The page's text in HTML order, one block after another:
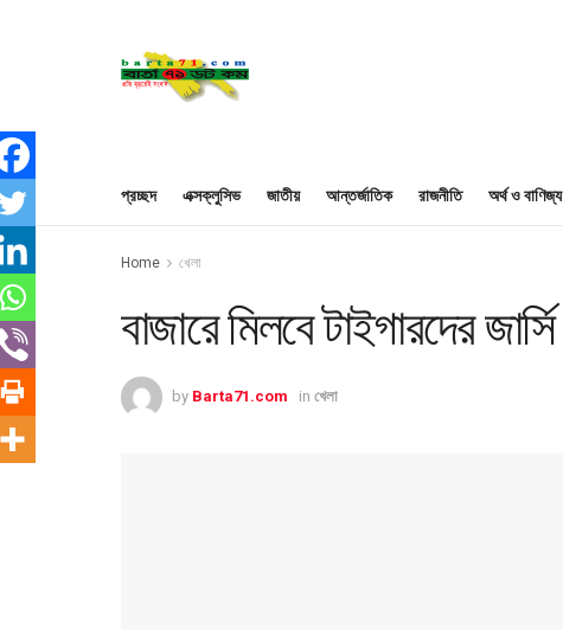
প্রচ্ছদ এক্সক্লুসিভ জাতীয় আন্তর্জাতিক রাজনীতি অর্থ ও বাণিজ্য
Home খেলা
বাজারে মিলবে টাইগারদের জার্সি
by Barta71.com in খেলা